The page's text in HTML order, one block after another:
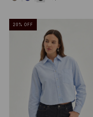
20 % OFF